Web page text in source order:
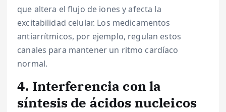
que altera el flujo de iones y afecta la
excitabilidad celular. Los medicamentos
antiarrítmicos, por ejemplo, regulan estos
canales para mantener un ritmo cardíaco
normal.
4. Interferencia con la
síntesis de ácidos nucleicos